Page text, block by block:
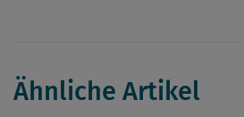
Ähnliche Artikel